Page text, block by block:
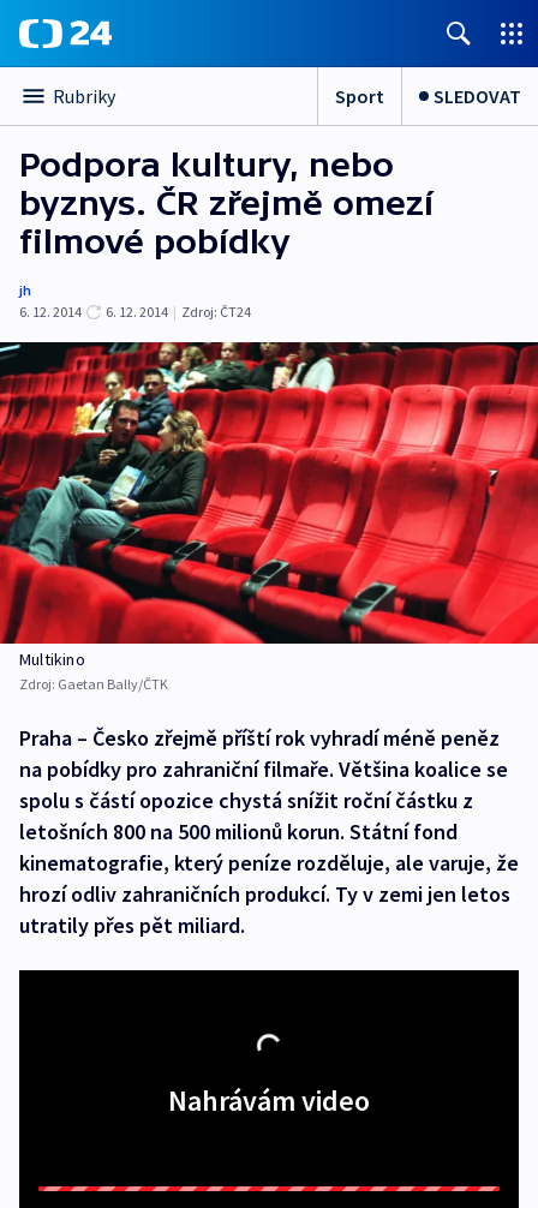
Rubriky Sport SLEDOVAT
Podpora kultury, nebo
byznys. ČR zřejmě omezí
filmové pobídky
jh
6. 12. 2014
6. 12. 2014 | Zdroj: ČT24
Multikino
Zdroj: Gaetan Bally/ČTK
Praha – Česko zřejmě příští rok vyhradí méně peněz
na pobídky pro zahraniční filmaře. Většina koalice se
spolu s částí opozice chystá snížit roční částku z
letošních 800 na 500 milionů korun. Státní fond
kinematografie, který peníze rozděluje, ale varuje, že
hrozí odliv zahraničních produkcí. Ty v zemi jen letos
utratily přes pět miliard.
Nahrávám video